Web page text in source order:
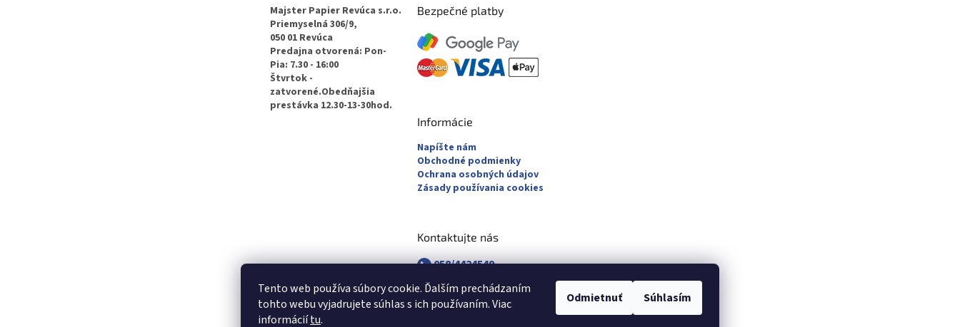
Tento web používa súbory cookie. Ďalším prechádzaním
tohto webu vyjadrujete súhlas s ich používaním. Viac
informáciítu.
Odmietnuť Súhlasím
Majster Papier Revúca s.r.o.
Priemyselná 306/9,
050 01 Revúca
Predajna otvorená: Pon-
Pia: 7.30 - 16:00
Štvrtok -
zatvorené.Obedňajšia
prestávka 12.30-13-30hod.
Bezpečné platby
Informácie
Napíšte nám
Obchodné podmienky
Ochrana osobných údajov
Zásady používania cookies
Kontaktujte nás
058/4424549
058/4882830
revuca@majsterpapier.sk